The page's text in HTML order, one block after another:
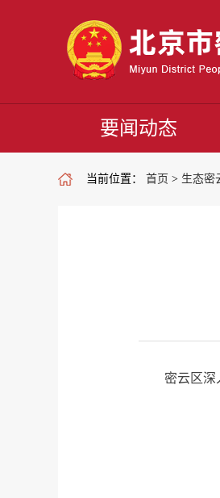
要闻动态
当前位置： 首页 > 生态密
密云区深